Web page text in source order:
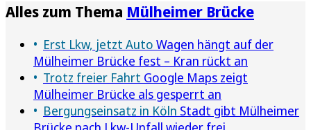
Alles zum Thema Mülheimer Brücke
Erst Lkw, jetzt Auto Wagen hängt auf der
Mülheimer Brücke fest – Kran rückt an
Trotz freier Fahrt Google Maps zeigt
Mülheimer Brücke als gesperrt an
Bergungseinsatz in Köln Stadt gibt Mülheimer